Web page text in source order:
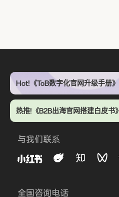
Hot!《ToB数字化官网升级手册》
热推!《B2B出海官网搭建白皮书》
与我们联系
全国咨询电话